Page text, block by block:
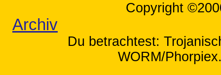
Copyright
Archiv
Du betrachtest:
WORM/